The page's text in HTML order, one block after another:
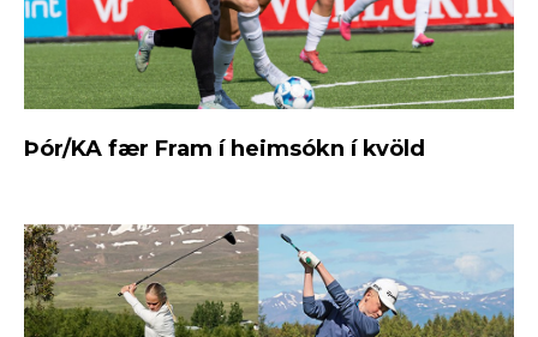
Þór/KA fær Fram í heimsókn í kvöld